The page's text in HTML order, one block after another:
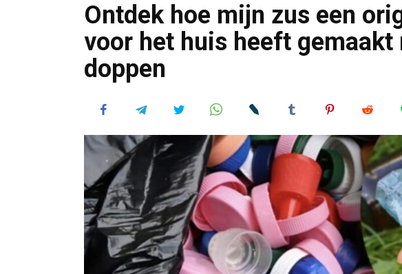
Ontdek hoe mijn zus een
voor het huis heeft
doppen